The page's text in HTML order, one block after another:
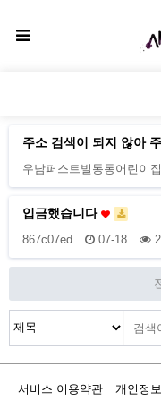
주소 검색이 되지 않아
우남퍼스트빌통통어린이집
입금했습니다
867c07ed 07-18
서비스 이용약관 개인정